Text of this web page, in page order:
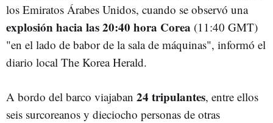
los Emiratos Árabes Unidos, cuando se observó una
explosión hacia las 20:40 hora Corea (11:40 GMT)
"en el lado de babor de la sala de máquinas", informó el
diario local The Korea Herald.
A bordo del barco viajaban 24 tripulantes, entre ellos
seis surcoreanos y dieciocho personas de otras